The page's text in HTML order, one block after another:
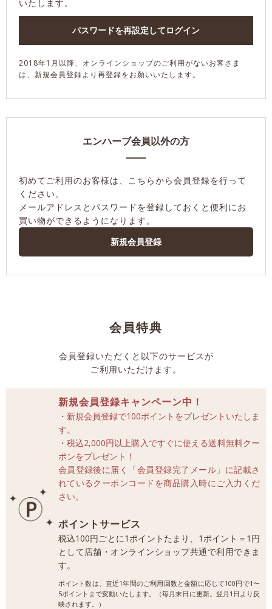
エンハーブ会員以外の方
初めてご利用のお客様は、こちらから会員登録を行って
ください。
メールアドレスとパスワードを登録しておくと便利にお
買い物ができるようになります。
いたします。
2018年1月以降、オンラインショップのご利用がないお客さま
は、新規会員登録より再登録をお願いいたします。
会員特典
会員登録いただくと以下のサービスが
ご利用いただけます。
新規会員登録キャンペーン中！
・新規会員登録で100ポイントをプレゼントいたしま
す。
・税込2,000円以上購入ですぐに使える送料無料クー
ポンをプレゼント！
会員登録後に届く「会員登録完了メール」に記載さ
れているクーポンコードを商品購入時にご入力くだ
さい。
ポイントサービス
税込100円ごとに1ポイントたまり、1ポイント＝1円
として店舗・オンラインショップ共通で利用できま
す。
ポイント数は、直近1年間のご利用回数と金額に応じて100円で1〜
5ポイントまで変動いたします。（毎月末日に更新。翌月1日より反
映されます。）